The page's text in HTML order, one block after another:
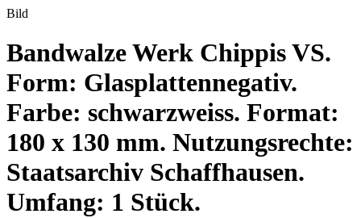
Bild
Bandwalze Werk Chippis VS.
Form: Glasplattennegativ.
Farbe: schwarzweiss. Format:
180 x 130 mm. Nutzungsrechte:
Staatsarchiv Schaffhausen.
Umfang: 1 Stück.